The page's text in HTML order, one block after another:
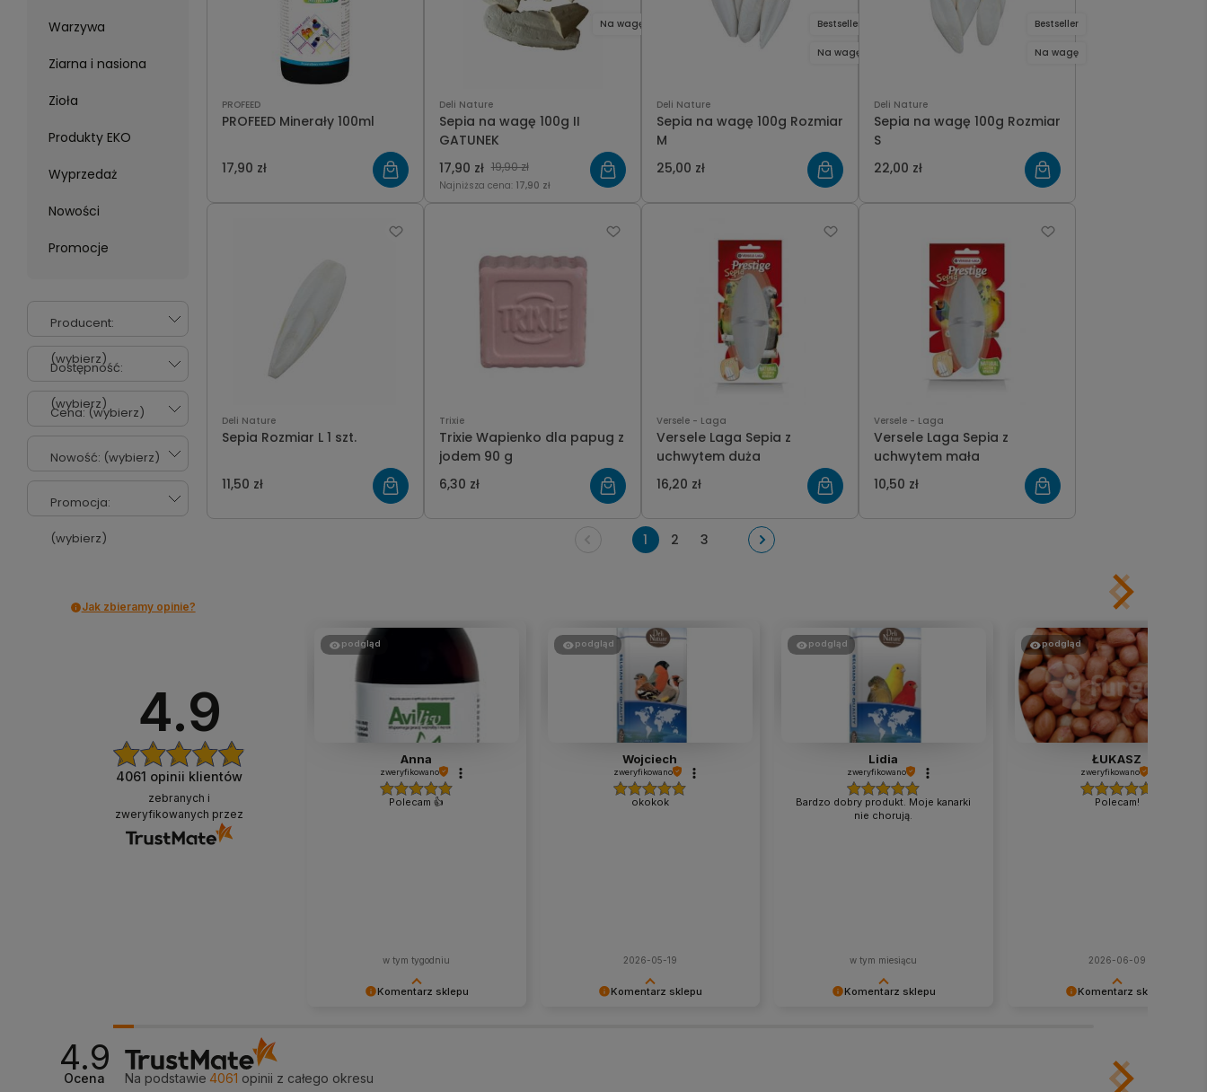
Warzywa
Ziarna i nasiona
Zioła
Produkty EKO
Wyprzedaż
Nowości
Promocje
Producent:
(wybierz)
Dostępność:
(wybierz)
Cena: (wybierz)
Nowość: (wybierz)
Promocja:
(wybierz)
PROFEED
PROFEED Minerały 100ml
17,90 zł
Deli Nature
Sepia na wagę 100g II
GATUNEK
17,90 zł 19,90 zł
Najniższa cena: 17,90 zł
Na wagę
Deli Nature
Sepia na wagę 100g Rozmiar
M
25,00 zł
Na wagę
Bestseller
Deli Nature
Sepia na wagę 100g Rozmiar
S
22,00 zł
Na wagę
Bestseller
Deli Nature
Sepia Rozmiar L 1 szt.
11,50 zł
Trixie
Trixie Wapienko dla papug z
jodem 90 g
6,30 zł
Versele - Laga
Versele Laga Sepia z
uchwytem duża
16,20 zł
Versele - Laga
Versele Laga Sepia z
uchwytem mała
10,50 zł
1 2 3
Jak zbieramy opinie?
4.9
4061 opinii klientów
zebranych i
zweryfikowanych przez
Komentarz sklepu
pozdrowieniami, Ekipa Furgo.pl
podgląd
Anna
zweryfikowano
Polecam 👍️
w tym tygodniu
Komentarz sklepu
podgląd
Wojciech
zweryfikowano
okokok
2026-05-19
Komentarz sklepu
podgląd
Lidia
zweryfikowano
Bardzo dobry produkt. Moje kanarki
nie chorują.
w tym miesiącu
Komentarz sklepu
podgląd
ŁUKASZ
zweryfikowano
Polecam!
2026-06-09
4.9
Ocena Na podstawie 4061 opinii z całego okresu